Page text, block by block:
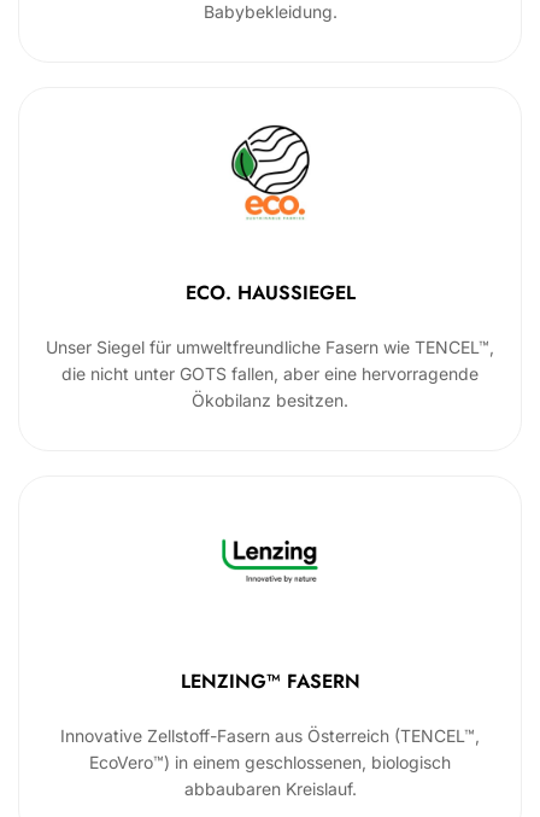
Babybekleidung.
ECO. HAUSSIEGEL
Unser Siegel für umweltfreundliche Fasern wie TENCEL™,
die nicht unter GOTS fallen, aber eine hervorragende
Ökobilanz besitzen.
LENZING™ FASERN
Innovative Zellstoff-Fasern aus Österreich (TENCEL™,
EcoVero™) in einem geschlossenen, biologisch
abbaubaren Kreislauf.